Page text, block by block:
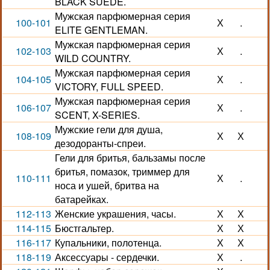
100-101 Мужская парфюмерная серия
ELITE GENTLEMAN.
Х .
102-103 Мужская парфюмерная серия
WILD COUNTRY.
Х .
104-105 Мужская парфюмерная серия
VICTORY, FULL SPEED.
Х .
106-107 Мужская парфюмерная серия
SCENT, X-SERIES.
Х .
108-109 Мужские гели для душа,
дезодоранты-спреи.
Х Х
110-111
Гели для бритья, бальзамы после
бритья, помазок, триммер для
носа и ушей, бритва на
батарейках.
Х .
112-113 Женские украшения, часы. Х
Х
114-115 Бюстгальтер. Х
Х
116-117 Купальники, полотенца. Х
Х
118-119 Аксессуары - сердечки. Х
.